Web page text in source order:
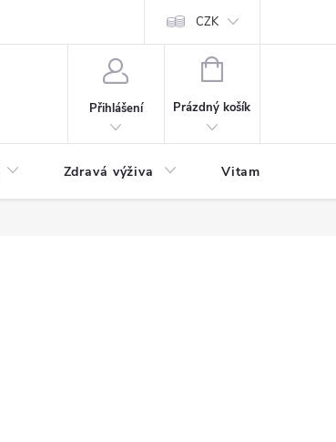
Formulář pro odstoupení od
CZK
Přihlášení
NÁKUPNÍ
Prázdný košík
Zdravá výživa Vitamíny a